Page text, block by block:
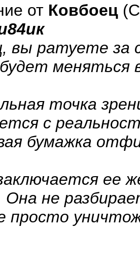
от Ковбоец
вы ратуете за
меняться
точка
с
бумажка
ее
не
просто